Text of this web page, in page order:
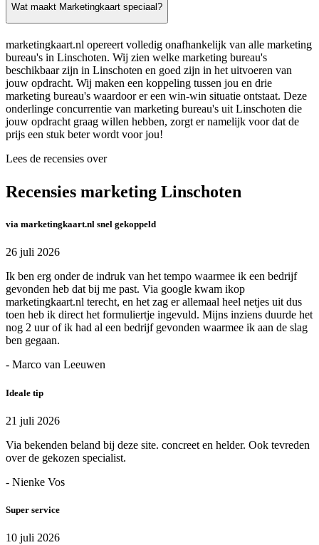
Wat maakt Marketingkaart speciaal?
marketingkaart.nl opereert volledig onafhankelijk van alle marketing
bureau's in Linschoten. Wij zien welke marketing bureau's
beschikbaar zijn in Linschoten en goed zijn in het uitvoeren van
jouw opdracht. Wij maken een koppeling tussen jou en drie
marketing bureau's waardoor er een win-win situatie ontstaat. Deze
onderlinge concurrentie van marketing bureau's uit Linschoten die
jouw opdracht graag willen hebben, zorgt er namelijk voor dat de
prijs een stuk beter wordt voor jou!
Lees de recensies over
Recensies marketing Linschoten
via marketingkaart.nl snel gekoppeld
26 juli 2026
Ik ben erg onder de indruk van het tempo waarmee ik een bedrijf
gevonden heb dat bij me past. Via google kwam ikop
marketingkaart.nl terecht, en het zag er allemaal heel netjes uit dus
toen heb ik direct het formuliertje ingevuld. Mijns inziens duurde het
nog 2 uur of ik had al een bedrijf gevonden waarmee ik aan de slag
ben gegaan.
- Marco van Leeuwen
Ideale tip
21 juli 2026
Via bekenden beland bij deze site. concreet en helder. Ook tevreden
over de gekozen specialist.
- Nienke Vos
Super service
10 juli 2026